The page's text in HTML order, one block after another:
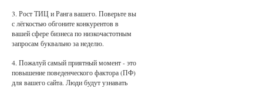
3. Рост ТИЦ и Ранга вашего. Поверьте вы
с лёгкостью обгоните конкурентов в
вашей сфере бизнеса по низкочастотным
запросам буквально за неделю.
4. Пожалуй самый приятный момент - это
повышение поведенческого фактора (ПФ)
для вашего сайта. Люди будут узнавать